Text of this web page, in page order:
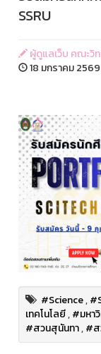
SSRU
ผู้ดูแลเว็บ คณะวิ
18 มกราคม 2569
#Science,
เทคโนโลยี,#มหา
#สวนสุนันทา,#ส